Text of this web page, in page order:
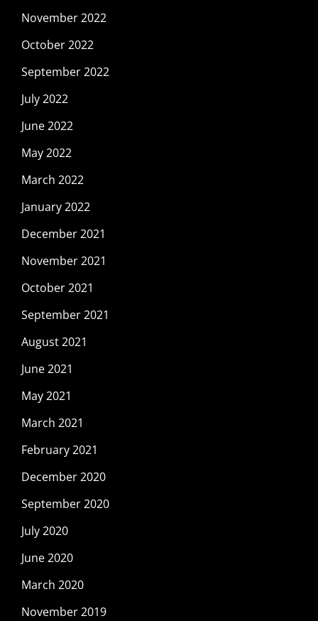
November 2022
October 2022
September 2022
July 2022
June 2022
May 2022
March 2022
January 2022
December 2021
November 2021
October 2021
September 2021
August 2021
June 2021
May 2021
March 2021
February 2021
December 2020
September 2020
July 2020
June 2020
March 2020
November 2019